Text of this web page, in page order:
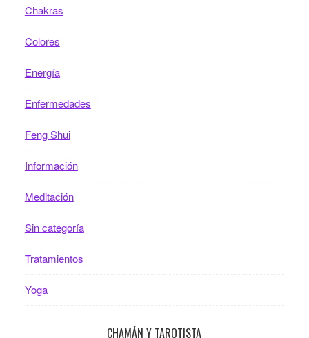
Chakras
Colores
Energía
Enfermedades
Feng Shui
Información
Meditación
Sin categoría
Tratamientos
Yoga
CHAMÁN Y TAROTISTA